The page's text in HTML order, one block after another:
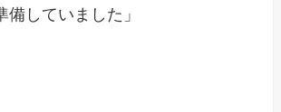
備していました」